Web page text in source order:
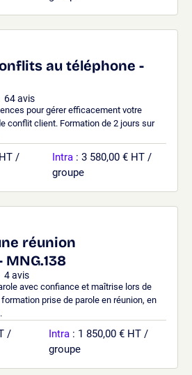
au téléphone -
64avis
pour gérer efficacement votre
conflit client. Formation de 2 jours sur
/
Intra : 3 580,00 € HT /
groupe
réunion
4avis
avec confiance et maîtrise lors de
prise de parole en réunion, en
/
Intra : 1 850,00 € HT /
groupe